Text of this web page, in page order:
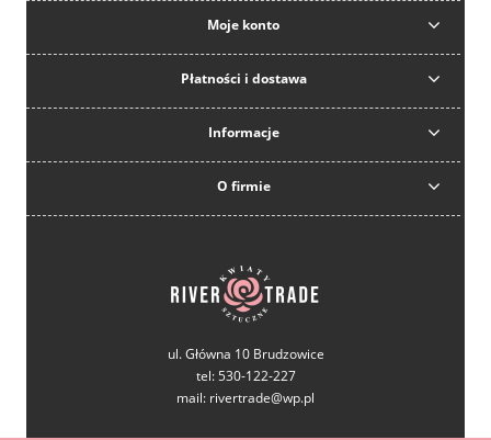
Moje konto
Płatności i dostawa
Informacje
O firmie
ul. Główna 10 Brudzowice
tel: 530-122-227
mail: rivertrade@wp.pl